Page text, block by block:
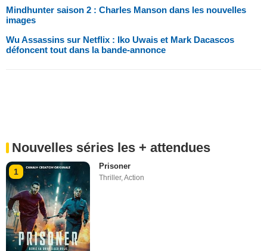
Mindhunter saison 2 : Charles Manson dans les nouvelles
images
Wu Assassins sur Netflix : Iko Uwais et Mark Dacascos
défoncent tout dans la bande-annonce
Nouvelles séries les + attendues
1
Prisoner
Thriller,Action